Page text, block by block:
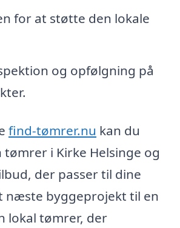
for at støtte den lokale
og opfølgning på
find-tømrer.nu kan du
i Kirke Helsinge og
der passer til dine
næste byggeprojekt til en
lokal tømrer, der